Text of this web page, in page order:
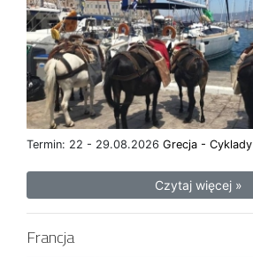
Termin: 22 - 29.08.2026 Grecja - Cyklady
Czytaj więcej »
Francja